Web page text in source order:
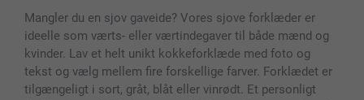
MyNameBook
Fotokalender & Kalenderbog
Fotorammer & Tilbehør
Alle fotoprodukter
Betingelser og garantier
Investor Relations
Priser & betaling
Status for ordrer
Mangler du en sjov gaveide? Vores sjove forklæder er
ideelle som værts- eller værtindegaver til både mænd og
kvinder. Lav et helt unikt kokkeforklæde med foto og
tekst og vælg mellem fire forskellige farver. Forklædet er
tilgængeligt i sort, gråt, blåt eller vinrødt. Et personligt